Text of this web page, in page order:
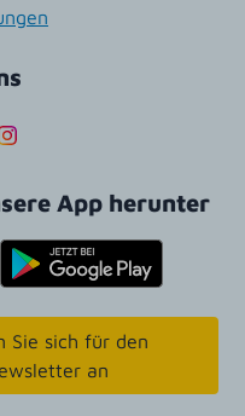
App herunter
Sie sich für den
an